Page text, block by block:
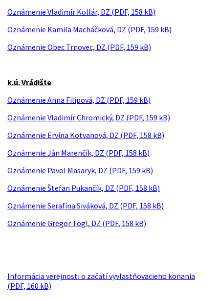
Oznámenie Vladimír Kollár, DZ (PDF, 158 kB)
Oznámenie Kamila Macháčková, DZ (PDF, 159 kB)
Oznámenie Obec Trnovec, DZ (PDF, 159 kB)
k.ú. Vrádište
Oznámenie Anna Filipová, DZ (PDF, 159 kB)
Oznámenie Vladimír Chromický, DZ (PDF, 159 kB)
Oznámenie Ervína Kotvanová, DZ (PDF, 158 kB)
Oznámenie Ján Marenčík, DZ (PDF, 158 kB)
Oznámenie Pavol Masaryk, DZ (PDF, 159 kB)
Oznámenie Štefan Pukančík, DZ (PDF, 158 kB)
Oznámenie Serafína Siváková, DZ (PDF, 158 kB)
Oznámenie Gregor Togl, DZ (PDF, 158 kB)
Informácia verejnosti o začatí vyvlastňovacieho konania
(PDF, 160 kB)